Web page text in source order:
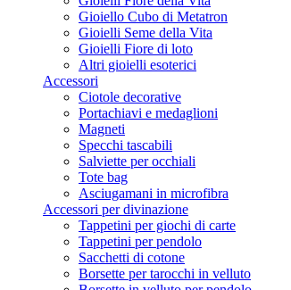
Gioiello Cubo di Metatron
Gioielli Seme della Vita
Gioielli Fiore di loto
Altri gioielli esoterici
Accessori
Ciotole decorative
Portachiavi e medaglioni
Magneti
Specchi tascabili
Salviette per occhiali
Tote bag
Asciugamani in microfibra
Accessori per divinazione
Tappetini per giochi di carte
Tappetini per pendolo
Sacchetti di cotone
Borsette per tarocchi in velluto